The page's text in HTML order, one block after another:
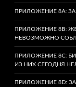
ПРИЛОЖЕНИЕ 8A:
ПРИЛОЖЕНИЕ 8B:
НЕВОЗМОЖНО
ПРИЛОЖЕНИЕ 8C:
ИЗ НИХ СЕГОДНЯ
ПРИЛОЖЕНИЕ 8D: